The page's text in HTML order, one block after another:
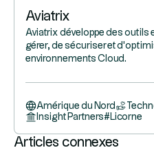
Aviatrix
Aviatrix développe des outils
gérer, de sécuriser et
environnements Cloud.
Amérique du Nord
Insight Partners# Licorne
Articles connexes